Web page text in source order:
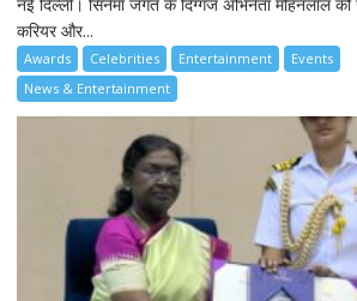
करियर और...
Awards Celebrities Entertainment
Events
News & Entertainment